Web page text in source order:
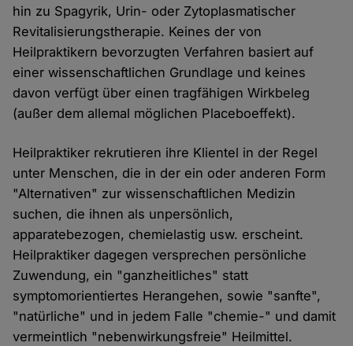
hin zu Spagyrik, Urin- oder Zytoplasmatischer
Revitalisierungstherapie. Keines der von
Heilpraktikern bevorzugten Verfahren basiert auf
einer wissenschaftlichen Grundlage und keines
davon verfügt über einen tragfähigen Wirkbeleg
(außer dem allemal möglichen Placeboeffekt).
Heilpraktiker rekrutieren ihre Klientel in der Regel
unter Menschen, die in der ein oder anderen Form
"Alternativen" zur wissenschaftlichen Medizin
suchen, die ihnen als unpersönlich,
apparatebezogen, chemielastig usw. erscheint.
Heilpraktiker dagegen versprechen persönliche
Zuwendung, ein "ganzheitliches" statt
symptomorientiertes Herangehen, sowie "sanfte",
"natürliche" und in jedem Falle "chemie-" und damit
vermeintlich "nebenwirkungsfreie" Heilmittel.